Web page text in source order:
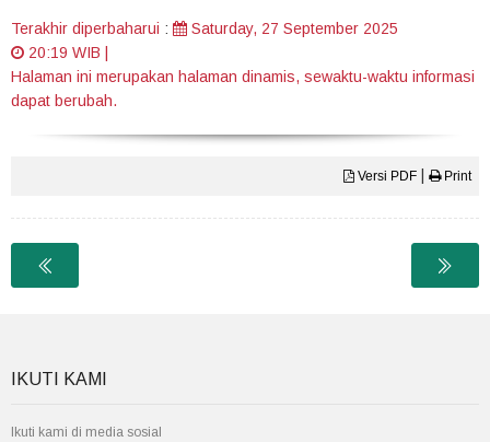
Terakhir diperbaharui :
Saturday, 27 September 2025
20:19 WIB
Halaman ini merupakan halaman dinamis, sewaktu-waktu informasi
dapat berubah.
Versi PDF Print
IKUTI KAMI
Ikuti kami di media sosial